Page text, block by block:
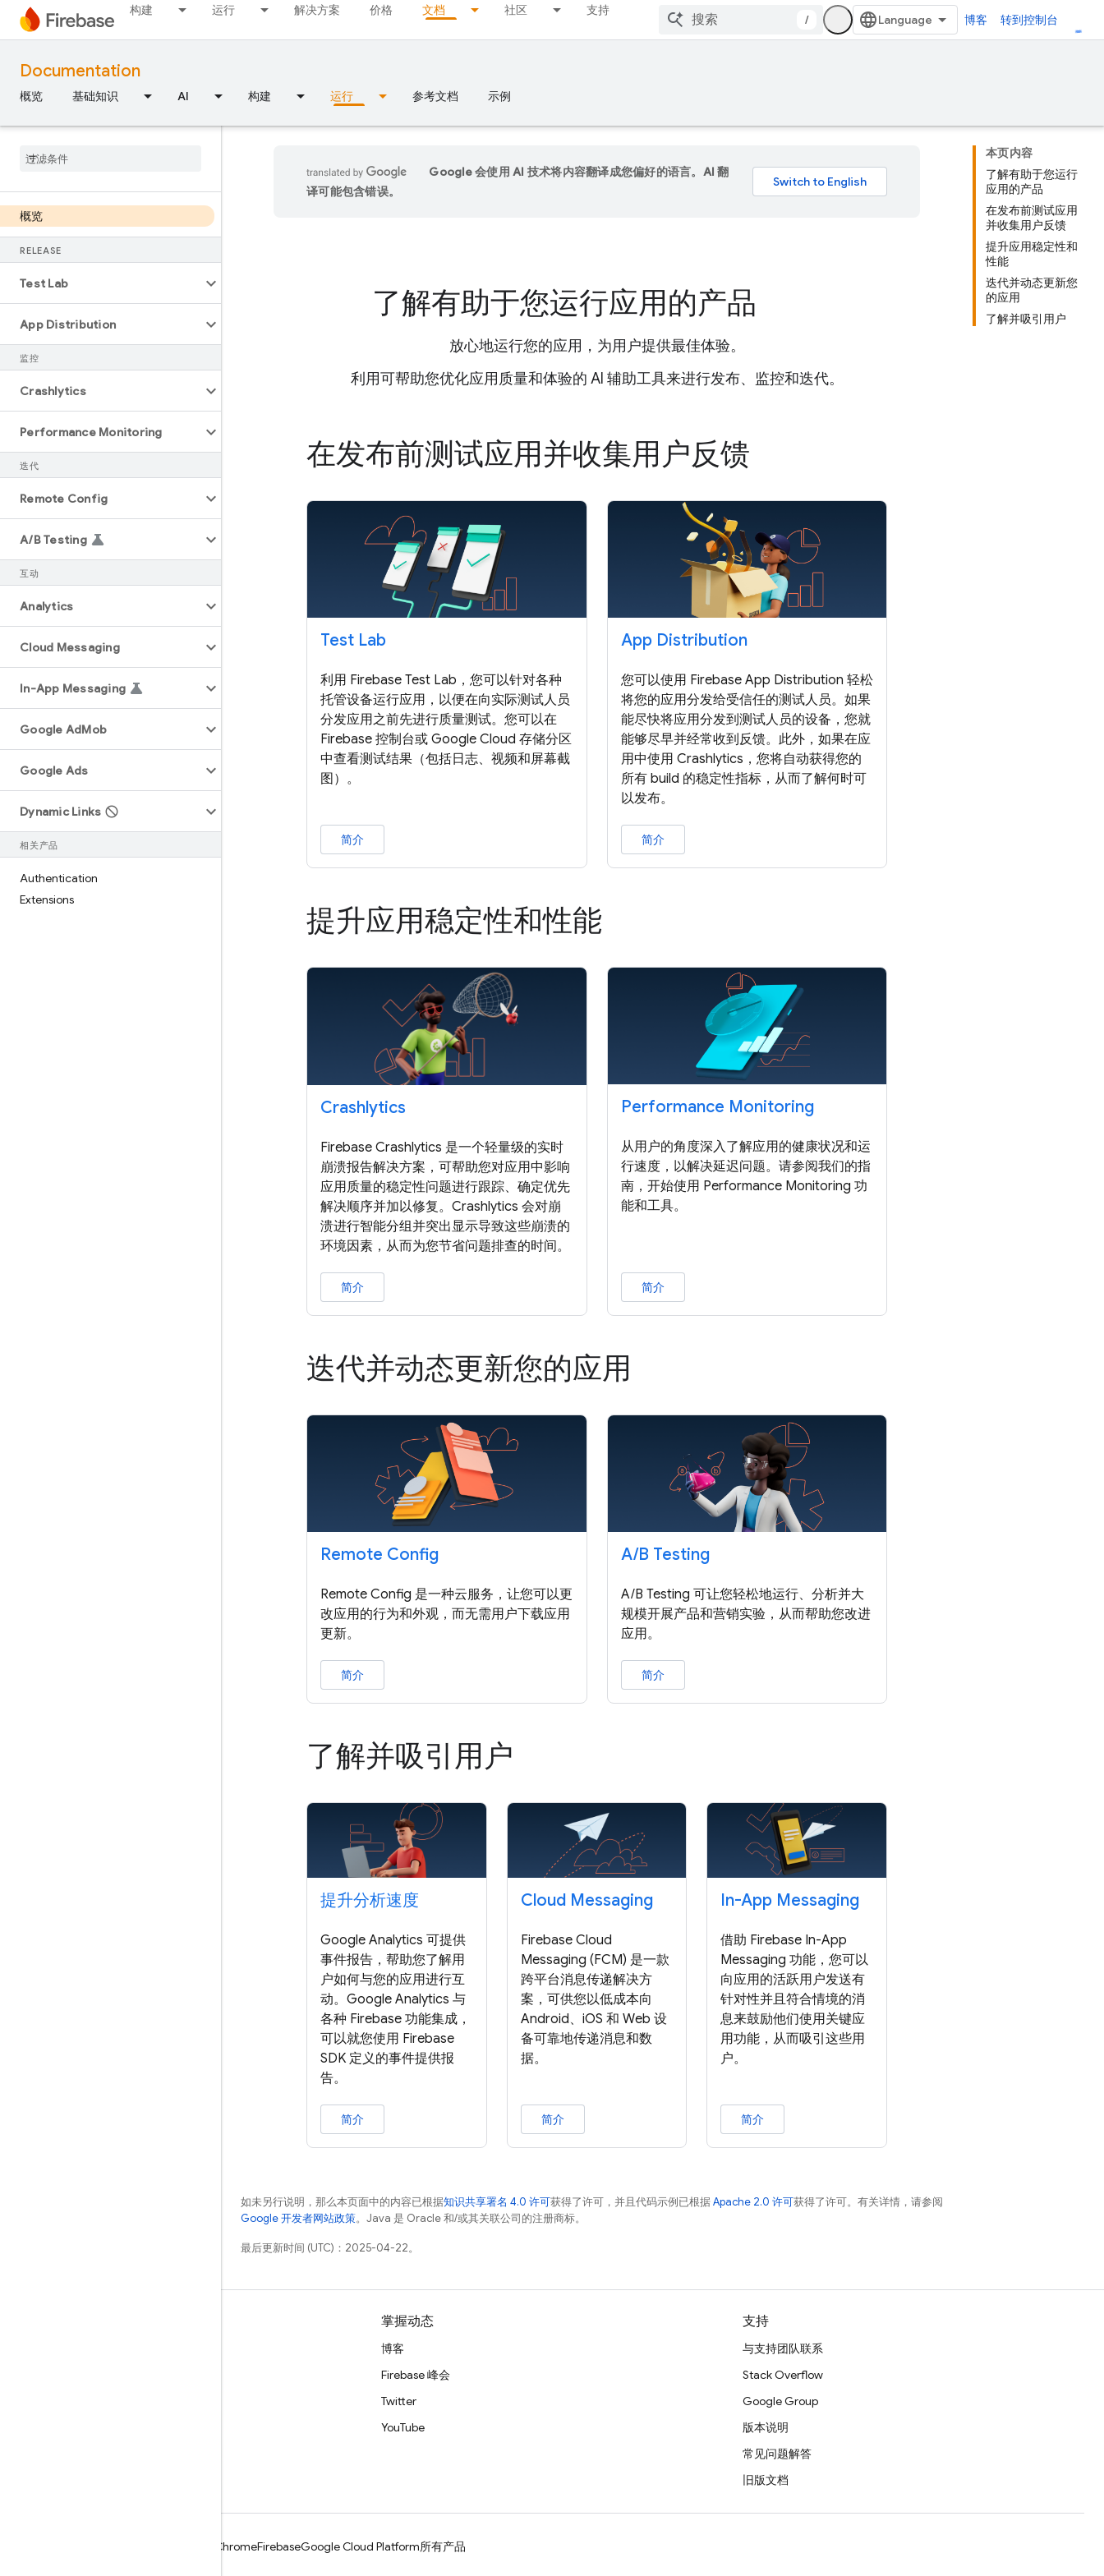
构建 运行 解决方案 价格 文档 社区 支持
/ 博客 转到控制台
Documentation
概览 基础知识 AI 构建 运行 参考文档 示例
概览
RELEASE
Test Lab
App Distribution
监控
Crashlytics
Performance Monitoring
迭代
Remote Config
A/B Testing
互动
Analytics
Cloud Messaging
In-App Messaging
Google AdMob
Google Ads
Dynamic Links
相关产品
Authentication
Extensions
本页内容
了解有助于您运行
应用的产品
在发布前测试应用
并收集用户反馈
提升应用稳定性和
性能
迭代并动态更新您
的应用
了解并吸引用户
Google 会使用 AI 技术将内容翻译成您偏好的语言。AI 翻
译可能包含错误。
了解有助于您运行应用的产品
放心地运行您的应用，为用户提供最佳体验。
利用可帮助您优化应用质量和体验的 AI 辅助工具来进行发布、监控和迭代。
在发布前测试应用并收集用户反馈
Test Lab
利用 Firebase Test Lab，您可以针对各种
托管设备运行应用，以便在向实际测试人员
分发应用之前先进行质量测试。您可以在
Firebase 控制台或 Google Cloud 存储分区
中查看测试结果（包括日志、视频和屏幕截
图）。
简介
App Distribution
您可以使用 Firebase App Distribution 轻松
将您的应用分发给受信任的测试人员。如果
能尽快将应用分发到测试人员的设备，您就
能够尽早并经常收到反馈。此外，如果在应
用中使用 Crashlytics，您将自动获得您的
所有 build 的稳定性指标，从而了解何时可
以发布。
简介
提升应用稳定性和性能
Crashlytics
Firebase Crashlytics 是一个轻量级的实时
崩溃报告解决方案，可帮助您对应用中影响
应用质量的稳定性问题进行跟踪、确定优先
解决顺序并加以修复。Crashlytics 会对崩
溃进行智能分组并突出显示导致这些崩溃的
环境因素，从而为您节省问题排查的时间。
简介
Performance Monitoring
从用户的角度深入了解应用的健康状况和运
行速度，以解决延迟问题。请参阅我们的指
南，开始使用 Performance Monitoring 功
能和工具。
简介
迭代并动态更新您的应用
Remote Config
Remote Config 是一种云服务，让您可以更
改应用的行为和外观，而无需用户下载应用
更新。
简介
A/B Testing
A/B Testing 可让您轻松地运行、分析并大
规模开展产品和营销实验，从而帮助您改进
应用。
简介
了解并吸引用户
提升分析速度
Google Analytics 可提供
事件报告，帮助您了解用
户如何与您的应用进行互
动。Google Analytics 与
各种 Firebase 功能集成，
可以就您使用 Firebase
SDK 定义的事件提供报
告。
简介
Cloud Messaging
Firebase Cloud
Messaging (FCM) 是一款
跨平台消息传递解决方
案，可供您以低成本向
Android、iOS 和 Web 设
备可靠地传递消息和数
据。
简介
In-App Messaging
借助 Firebase In-App
Messaging 功能，您可以
向应用的活跃用户发送有
针对性并且符合情境的消
息来鼓励他们使用关键应
用功能，从而吸引这些用
户。
简介
如未另行说明，那么本页面中的内容已根据知识共享署名 4.0 许可获得了许可，并且代码示例已根据Apache 2.0 许可获得了许可。有关详情，请参阅
Google 开发者网站政策。Java 是 Oracle 和/或其关联公司的注册商标。
最后更新时间 (UTC)：2025-04-22。
掌握动态
博客
Firebase 峰会
Twitter
YouTube
支持
与支持团队联系
Stack Overflow
Google Group
版本说明
常见问题解答
旧版文档
ChromeFirebaseGoogle Cloud Platform所有产品